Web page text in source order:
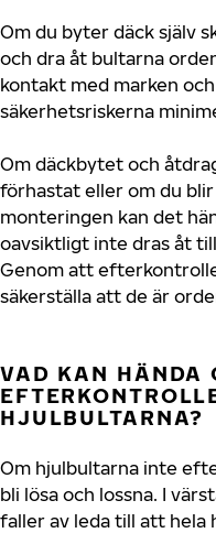
Om du byter däck själv
och dra åt bultarna
kontakt med marken
säkerhetsriskerna
Om däckbytet och
förhastat eller om du
monteringen kan det
oavsiktligt inte dras åt
Genom att
säkerställa att de är
VAD KAN HÄNDA
HJULBULTARNA?
Om hjulbultarna inte
bli lösa och lossna. I
faller av leda till att hela